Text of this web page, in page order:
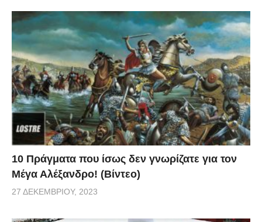
κάδο, κάτι απίθανο συνέβη.
10 Πράγματα που ίσως δεν γνωρίζατε για τον
Μέγα Αλέξανδρο! (Βίντεο)
27 ΔΕΚΕΜΒΡΊΟΥ, 2023